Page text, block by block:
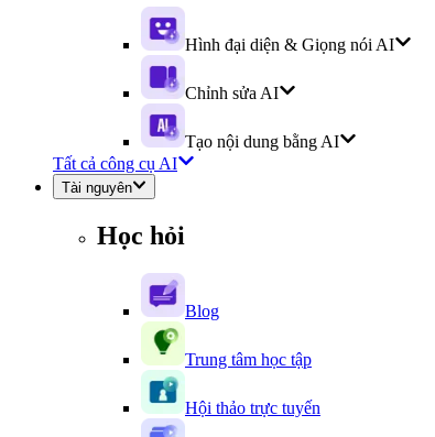
Hình đại diện & Giọng nói AI
Chỉnh sửa AI
Tạo nội dung bằng AI
Tất cả công cụ AI
Tài nguyên
Học hỏi
Blog
Trung tâm học tập
Hội thảo trực tuyến